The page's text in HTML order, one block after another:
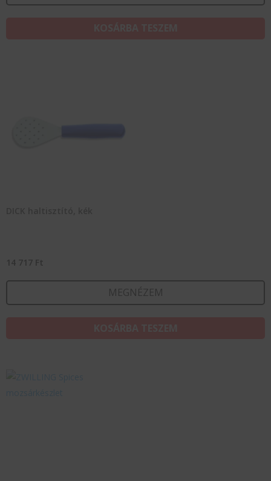
14 717 Ft
MEGNÉZEM